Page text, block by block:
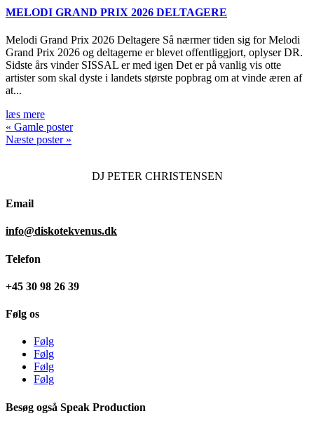
MELODI GRAND PRIX 2026 DELTAGERE
Melodi Grand Prix 2026 Deltagere Så nærmer tiden sig for Melodi
Grand Prix 2026 og deltagerne er blevet offentliggjort, oplyser DR.
Sidste års vinder SISSAL er med igen Det er på vanlig vis otte
artister som skal dyste i landets største popbrag om at vinde æren af
at...
læs mere
« Gamle poster
Næste poster »
DJPETER CHRISTENSEN
Email
info@diskotekvenus.dk
Telefon
+45 30 98 26 39
Følg os
Følg
Følg
Følg
Følg
Besøg også Speak Production